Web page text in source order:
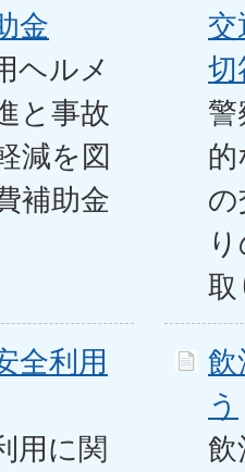
金
ヘルメ
と事故
減を図
補助金
交
切
警
の
取
全利用
用に関
飲
う
飲